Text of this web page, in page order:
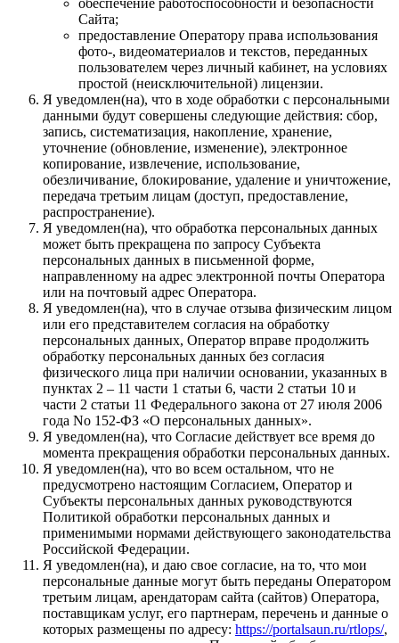
обеспечение работоспособности и безопасности
Сайта;
предоставление Оператору права использования
фото-, видеоматериалов и текстов, переданных
пользователем через личный кабинет, на условиях
простой (неисключительной) лицензии.
Я уведомлен(на), что в ходе обработки с персональными
данными будут совершены следующие действия: сбор,
запись, систематизация, накопление, хранение,
уточнение (обновление, изменение), электронное
копирование, извлечение, использование,
обезличивание, блокирование, удаление и уничтожение,
передача третьим лицам (доступ, предоставление,
распространение).
Я уведомлен(на), что обработка персональных данных
может быть прекращена по запросу Субъекта
персональных данных в письменной форме,
направленному на адрес электронной почты Оператора
или на почтовый адрес Оператора.
Я уведомлен(на), что в случае отзыва физическим лицом
или его представителем согласия на обработку
персональных данных, Оператор вправе продолжить
обработку персональных данных без согласия
физического лица при наличии основании, указанных в
пунктах 2 – 11 части 1 статьи 6, части 2 статьи 10 и
части 2 статьи 11 Федерального закона от 27 июля 2006
года No 152-ФЗ «О персональных данных».
Я уведомлен(на), что Согласие действует все время до
момента прекращения обработки персональных данных.
Я уведомлен(на), что во всем остальном, что не
предусмотрено настоящим Согласием, Оператор и
Субъекты персональных данных руководствуются
Политикой обработки персональных данных и
применимыми нормами действующего законодательства
Российской Федерации.
Я уведомлен(на), и даю свое согласие, на то, что мои
персональные данные могут быть переданы Оператором
третьим лицам, арендаторам сайта (сайтов) Оператора,
поставщикам услуг, его партнерам, перечень и данные о
которых размещены по адресу: https://portalsaun.ru/rtlops/,